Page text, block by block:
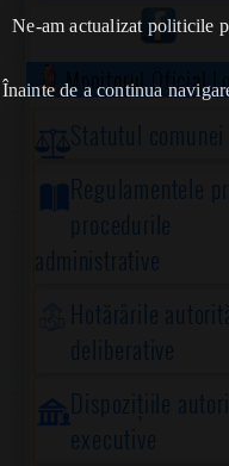
Ne-am actualizat politicile
Înainte de a continua
Monitorul Oficial
Statutul comunei
Regulamentele
procedurile
administrative
Hotărârile
deliberative
Dispozițiile
executive